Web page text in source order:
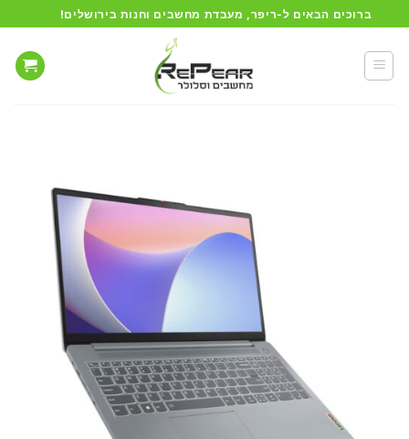
to
content
ברוכים הבאים ל-ריפר, מעבדת מחשבים וחנות בירושלים!